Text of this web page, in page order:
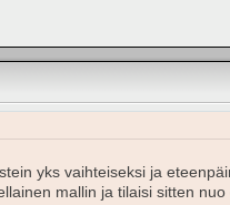
yks vaihteiseksi ja
mallin ja tilaisi sitten